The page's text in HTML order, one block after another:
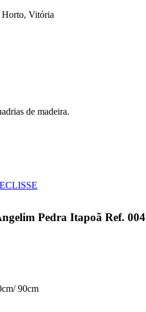
Vitória
de madeira.
Pedra Itapoã Ref. 004
90cm